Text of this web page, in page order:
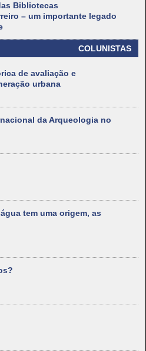
Bibliotecas
– um importante legado
COLUNISTAS
de avaliação e
urbana
da Arqueologia no
tem uma origem, as